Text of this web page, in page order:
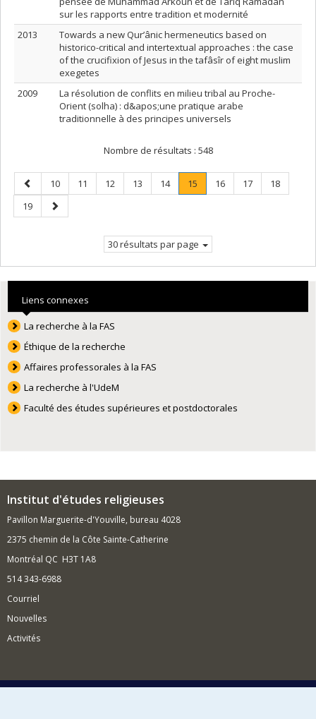
sur les rapports entre tradition et modernité
2013
Towards a new Qur’ânic hermeneutics based on
historico-critical and intertextual approaches : the case
of the crucifixion of Jesus in the tafâsîr of eight muslim
exegetes
2009
La résolution de conflits en milieu tribal au Proche-
Orient (solha) : d&apos;une pratique arabe
traditionnelle à des principes universels
Nombre de résultats : 548
Page
précédente
Page
10 Page
11 Page
12 Page
13 Page
14 Page
15
Page
Page
16 Page
17 Page
18
Page
19
Page
suivante
30 résultats par page
Liens connexes
La recherche à la FAS
Éthique de la recherche
Affaires professorales à la FAS
La recherche à l'UdeM
Faculté des études supérieures et postdoctorales
Institut d'études religieuses
Pavillon Marguerite-d'Youville, bureau 4028
2375 chemin de la Côte Sainte-Catherine
Montréal QC H3T 1A8
514 343-6988
Courriel
Nouvelles
Activités